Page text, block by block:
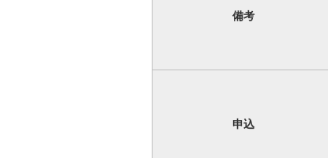
備考
申込